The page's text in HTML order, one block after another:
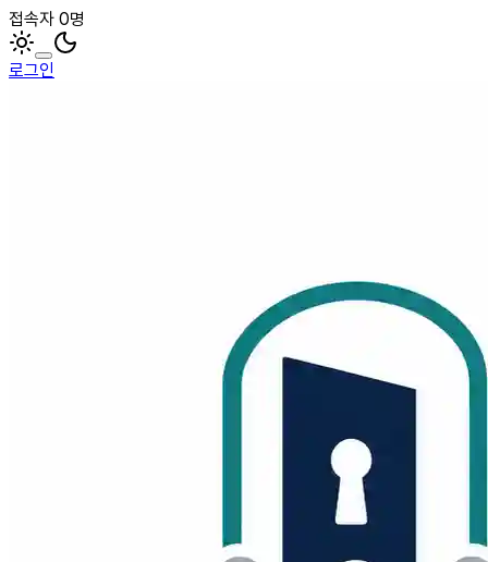
접속자 0명
로그인